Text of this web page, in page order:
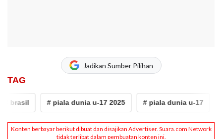
Jadikan Sumber Pilihan
TAG
# piala dunia u-17 2025 # piala dunia u-17